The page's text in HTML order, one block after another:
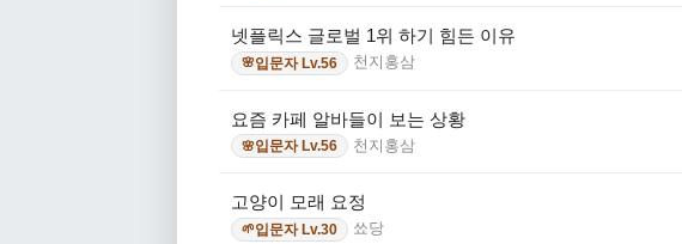
넷플릭스 글로벌 1위 하기 힘든 이유
🌸입문자 Lv.56 천지홍삼
요즘 카페 알바들이 보는 상황
🌸입문자 Lv.56 천지홍삼
고양이 모래 요정
🌱입문자 Lv.30 쑈당